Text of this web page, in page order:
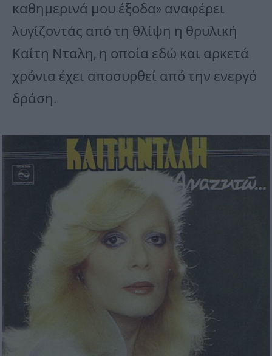
καθημερινά μου έξοδα» αναφέρει
λυγίζοντάς από τη θλίψη η θρυλική
Καίτη Νταλη, η οποία εδώ και αρκετά
χρόνια έχει αποσυρθεί από την ενεργό
δράση.